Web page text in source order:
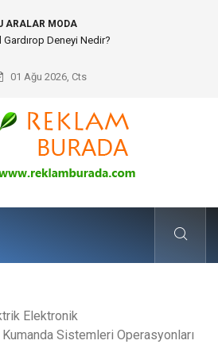
ARALAR MODA
Yaşamda Sanatla Gelen Dinginlik
01 Ağu 2026, Cts
Elektronik
Sistemleri Operasyonları